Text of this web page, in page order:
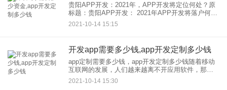
贵阳APP开发：2021年，APP开发将定位何处？原
标题：贵阳APP开发： 2021年APP开发将落户何
处？ 随着开发， APP数量的不断增加，它甚至已经
成为人们生活中不可分割的一部分。无论是苹果
2021-10-14 15:15
开发app需要多少钱,app开发定制多少钱
app定制需要多少钱，app开发定制多少钱随着移动
互联网的发展，人们越来越离不开应用软件，那么
你现在需要多少钱做一个app软件吗？让我们了解一
下app开发，定制和多少钱 虽然很多想要开发APP
2021-10-14 15:30